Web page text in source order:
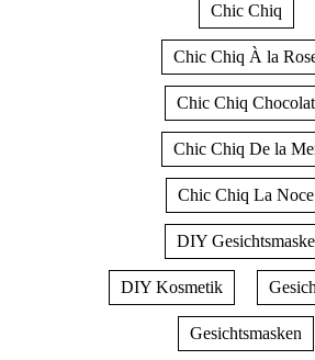
Chic Chiq
Chic Chiq À la
Chic Chiq Chocolat
Chic Chiq De la
Chic Chiq La Noce
DIY Gesichtsmaske
DIY Kosmetik
Gesichtsmasken